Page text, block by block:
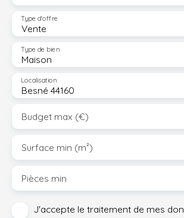
Vente
Type d'offre
Maison
Type de bien
Besné 44160
Localisation
Budget max (€)
Surface min (m²)
Pièces min
J'accepte le traitement de mes